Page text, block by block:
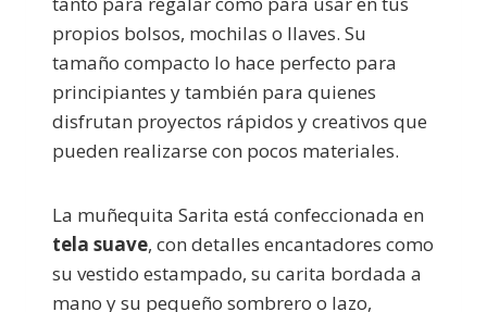
propios bolsos, mochilas o llaves. Su
tamaño compacto lo hace perfecto para
principiantes y también para quienes
disfrutan proyectos rápidos y creativos que
pueden realizarse con pocos materiales.
La muñequita Sarita está confeccionada en
tela suave, con detalles encantadores como
su vestido estampado, su carita bordada a
mano y su pequeño sombrero o lazo,